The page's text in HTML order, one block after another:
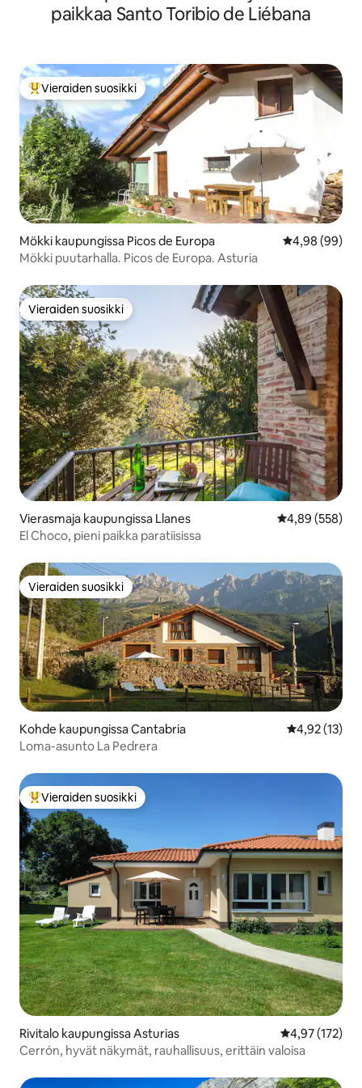
paikkaa Santo Toribio de Liébana
Vieraiden suosikkien parhaimmistoa
Vieraiden suosikki
Mökki kaupungissa Picos de Europa
4,98 (99)
Mökki puutarhalla. Picos de Europa. Asturia
Vieraiden suosikki
Vieraiden suosikki
Vierasmaja kaupungissa Llanes
4,89 (558)
El Choco, pieni paikka paratiisissa
Vieraiden suosikki
Vieraiden suosikki
Kohde kaupungissa Cantabria
4,92 (13)
Loma-asunto La Pedrera
Vieraiden suosikkien parhaimmistoa
Vieraiden suosikki
Rivitalo kaupungissa Asturias
4,97 (172)
Cerrón, hyvät näkymät, rauhallisuus, erittäin valoisa